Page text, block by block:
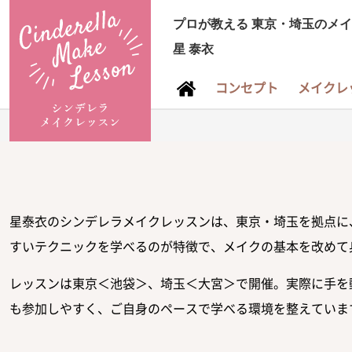
プロが教える 東京・埼玉のメ
星 泰衣
コンセプト メイク
星泰衣のシンデレラメイクレッスンは、東京・埼玉を拠点
すいテクニックを学べるのが特徴で、メイクの基本を改め
レッスンは東京＜池袋＞、埼玉＜大宮＞で開催。実際に手
も参加しやすく、ご自身のペースで学べる環境を整えてい